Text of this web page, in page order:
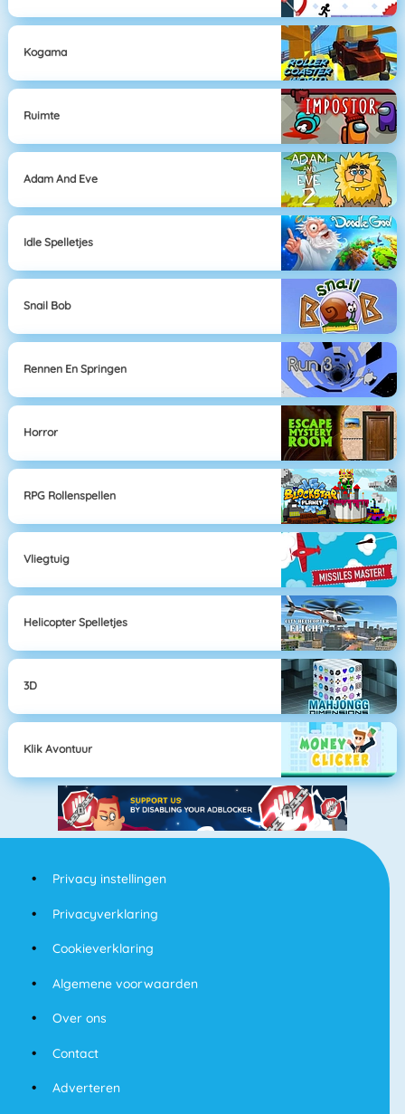
Kogama
Ruimte
Adam And Eve
Idle Spelletjes
Snail Bob
Rennen En Springen
Horror
RPG Rollenspellen
Vliegtuig
Helicopter Spelletjes
3D
Klik Avontuur
Privacy instellingen
Privacyverklaring
Cookieverklaring
Algemene voorwaarden
Over ons
Contact
Adverteren